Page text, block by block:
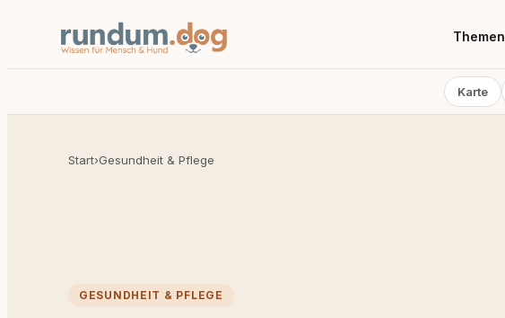
Themen
Karte
Start›Gesundheit & Pflege
GESUNDHEIT & PFLEGE